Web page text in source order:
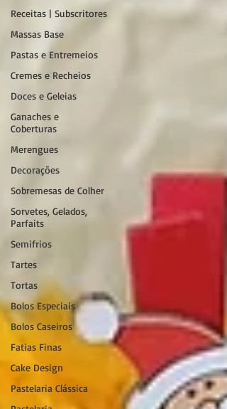
Receitas | Subscritores
Massas Base
Pastas e Entremeios
Cremes e Recheios
Doces e Geleias
Ganaches e
Coberturas
Merengues
Decorações
Sobremesas de Colher
Sorvetes, Gelados,
Parfaits
Semifrios
Tartes
Tortas
Bolos Especiais
Bolos Caseiros
Fatias Finas
Cake Design
Pastelaria Clássica